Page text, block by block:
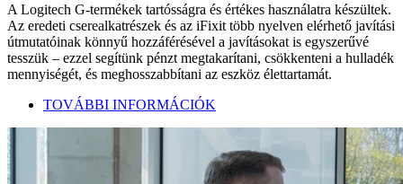
A Logitech G-termékek tartósságra és értékes használatra készültek.
Az eredeti cserealkatrészek és az iFixit több nyelven elérhető javítási
útmutatóinak könnyű hozzáférésével a javításokat is egyszerűvé
tesszük – ezzel segítünk pénzt megtakarítani, csökkenteni a hulladék
mennyiségét, és meghosszabbítani az eszköz élettartamát.
TOVÁBBI INFORMÁCIÓK